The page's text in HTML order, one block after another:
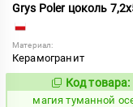
Grys Poler цоколь
Материал:
Керамогранит
919440
Код товара:
магия туманной